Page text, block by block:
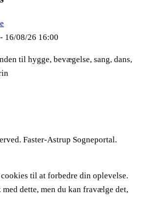
16/08/26 16:00
til hygge, bevægelse, sang, dans,
Faster-Astrup Sogneportal.
til at forbedre din oplevelse.
med dette, men du kan fravælge det,